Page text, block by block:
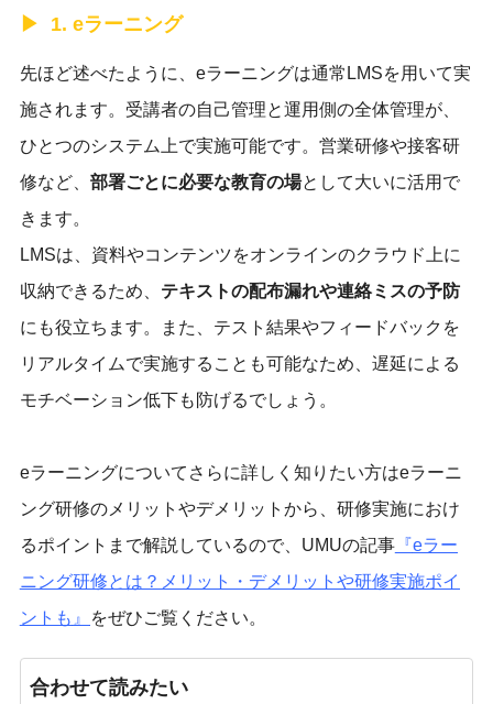
1. eラーニング
先ほど述べたように、eラーニングは通常LMSを用いて実
施されます。受講者の自己管理と運用側の全体管理が、
ひとつのシステム上で実施可能です。営業研修や接客研
修など、 部署ごとに必要な教育の場として大いに活用で
きます。
LMSは、資料やコンテンツをオンラインのクラウド上に
収納できるため、 テキストの配布漏れや連絡ミスの予防
にも役立ちます。また、テスト結果やフィードバックを
リアルタイムで実施することも可能なため、遅延による
モチベーション低下も防げるでしょう。
eラーニングについてさらに詳しく知りたい方はeラーニ
ング研修のメリットやデメリットから、研修実施におけ
るポイントまで解説しているので、UMUの記事『eラー
ニング研修とは？メリット・デメリットや研修実施ポイ
ントも 』 をぜひご覧ください。
合わせて読みたい